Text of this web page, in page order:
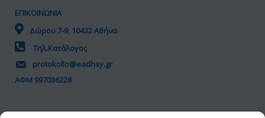
ΕΠΙΚΟΙΝΩΝΙΑ
Δώρου 7-9, 10432 Αθήνα
Τηλ.Κατάλογος
protokollo@eadhsy.gr
ΑΦΜ 997036228
ΠΟΛΙΤΙΚΗ GDPR